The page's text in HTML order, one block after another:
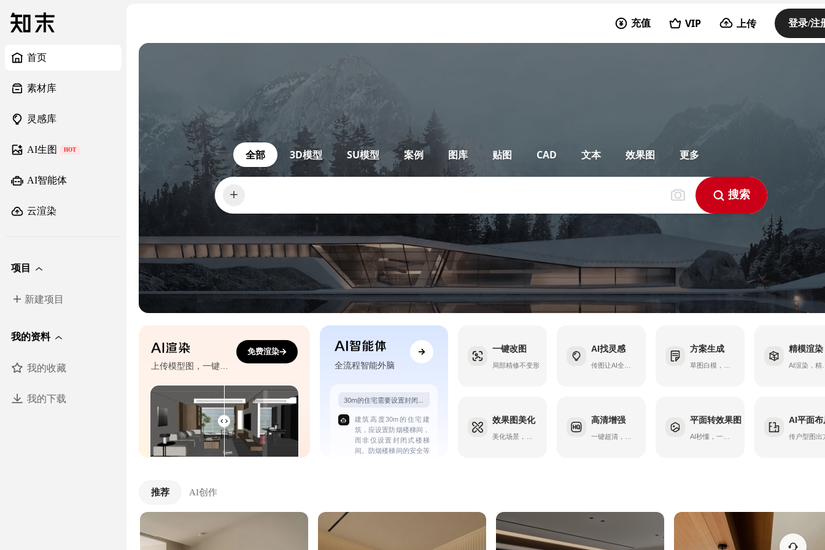
首页
素材库
灵感库
AI生图 HOT
AI智能体
云渲染
项目
新建项目
我的资料
我的收藏
我的下载
充值 VIP 上传 登录/注
全部 3D模型 SU模型 案例 图库 贴图 CAD 文本 效果图 更多
搜索
上传模型图，一键生成效果图
免费渲染
全流程智能外脑
30m的住宅需要设置封闭式楼梯间吗？
建筑高度30m的住宅建
筑，应设置防烟楼梯间，
而非仅设置封闭式楼梯
间。防烟楼梯间的安全等
2022年版）第5.5.27条
一键改图
局部精修不变形
AI找灵感
传图让AI全球精准找
方案生成
草图白模，秒出方案
精模渲染
AI渲染，精
效果图美化
美化场景，丰富细节
高清增强
一键超清，画质升级
平面转效果图
AI秒懂，一键出图
AI平面布
传户型图出
推荐 AI创作